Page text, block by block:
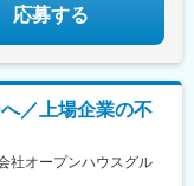
県)、よみうりランドス
)、中央林間駅、汐入
駅、印旛日本医大駅、
都心駅、川口駅、北大
町駅、南与野駅、北本
応募する
／上場企業の不
社オープンハウスグル